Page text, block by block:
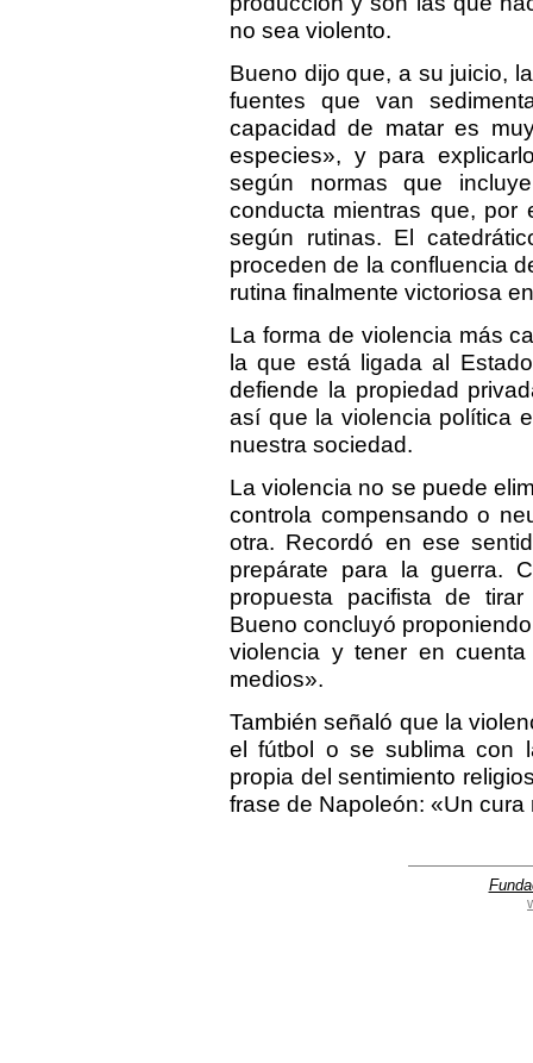
no sea violento.
Bueno dijo que, a su juicio,
fuentes que van
capacidad de matar es
especies», y para
según normas que
conducta mientras que, por
según rutinas. El
proceden de la confluencia
rutina finalmente victoriosa
La forma de violencia más
la que está ligada al
defiende la propiedad
así que la violencia política
nuestra sociedad.
La violencia no se puede
controla compensando o
otra. Recordó en ese
prepárate para la guerra.
propuesta pacifista de
Bueno concluyó
violencia y tener en
medios».
También señaló que la
el fútbol o se sublima con
propia del sentimiento
frase de Napoleón: «Un